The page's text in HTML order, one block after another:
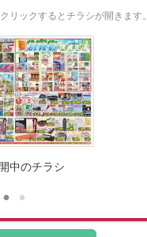
リックするとチラシが開きます。
中のチラシ